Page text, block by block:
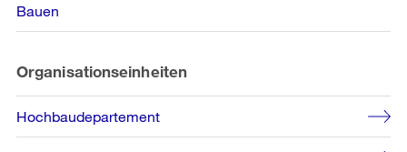
Bauen
Organisationseinheiten
Hochbaudepartement